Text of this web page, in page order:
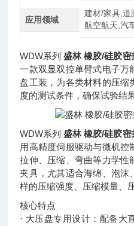
应用领域
建材/家具,道
航空航天,汽
WDW系列盛林 橡胶/硅胶
一款双显双控单臂式电子万
盘工装，为各类材料的压缩
度的测试条件，确保试验结
WDW系列盛林 橡胶/硅胶
用高精度伺服驱动与微机控
拉伸、压缩、弯曲等力学性
夹具，尤其适合海绵、泡沫
样的压缩强度、压缩模量、
核心特点
· 大压盘专用设计：配备大